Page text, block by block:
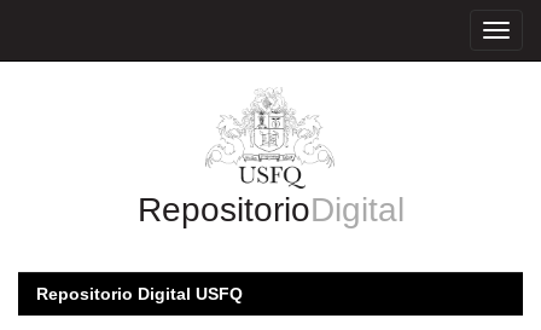
RepositorioDigital
Repositorio Digital USFQ